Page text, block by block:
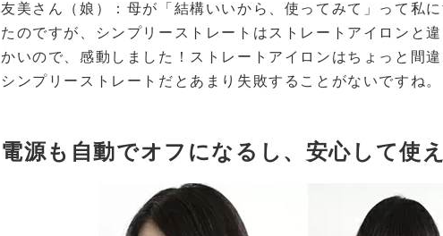
友美さん（娘）：母が「結構いいから、使ってみて」って私
たのですが、シンプリーストレートはストレートアイロンと
かいので、感動しました！ストレートアイロンはちょっと間
シンプリーストレートだとあまり失敗することがないですね。
電源も自動でオフになるし、安心して使